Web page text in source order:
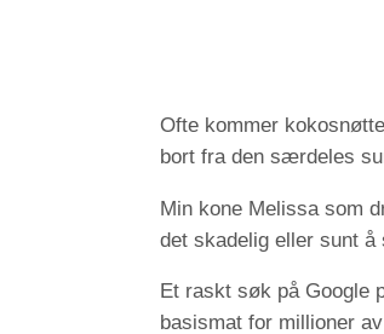
Ofte kommer
bort fra den særdeles
Min kone Melissa som
det skadelig eller sunt å
Et raskt søk på Google
basismat for millioner